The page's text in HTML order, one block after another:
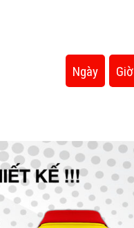
Ngày Giờ